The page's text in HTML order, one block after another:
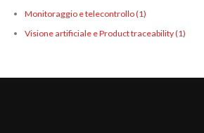
Monitoraggio e telecontrollo(1)
Visione artificiale e Product traceability(1)